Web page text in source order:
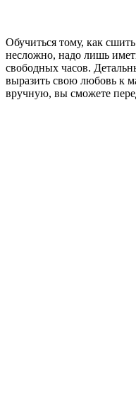
Обучиться тому, как
несложно, надо лишь
свободных часов.
выразить свою любовь к
вручную, вы сможете